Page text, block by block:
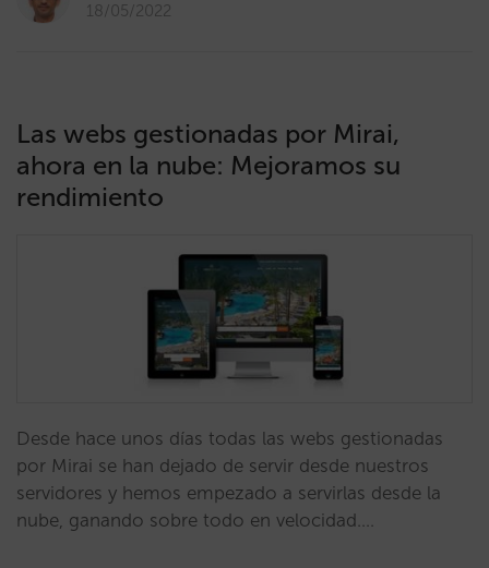
18/05/2022
Las webs gestionadas por Mirai,
ahora en la nube: Mejoramos su
rendimiento
Desde hace unos días todas las webs gestionadas
por Mirai se han dejado de servir desde nuestros
servidores y hemos empezado a servirlas desde la
nube, ganando sobre todo en velocidad.…